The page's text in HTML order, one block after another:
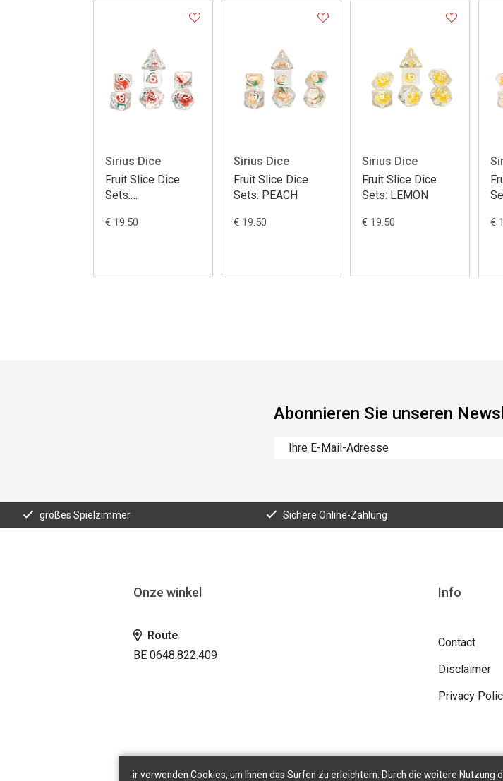
Sirius Dice
Fruit Slice Dice
Sets:
€ 19.50
Sirius Dice
Fruit Slice Dice
Sets: PEACH
€ 19.50
Sirius Dice
Fruit Slice Dice
Sets: LEMON
€ 19.50 €
Abonnieren Sie unseren
großes Spielzimmer Sichere Online-Zahlung
Onze winkel
Route
BE 0648.822.409
Info
Contact
Disclaimer
Privacy
ir verwenden Cookies, um Ihnen das Surfen zu erleichtern. Durch die weitere Nutzung